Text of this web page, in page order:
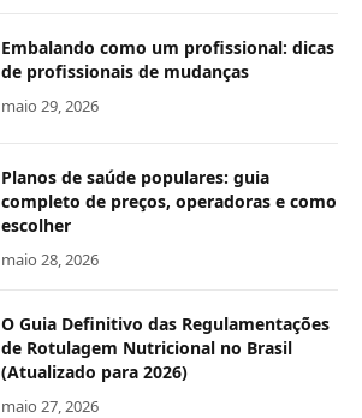
Embalando como um profissional: dicas
de profissionais de mudanças
maio 29, 2026
Planos de saúde populares: guia
completo de preços, operadoras e como
escolher
maio 28, 2026
O Guia Definitivo das Regulamentações
de Rotulagem Nutricional no Brasil
(Atualizado para 2026)
maio 27, 2026